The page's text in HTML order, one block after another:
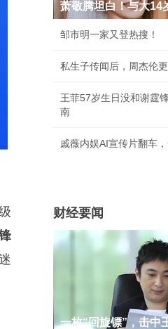
萧敬腾坦白！与大14
邹市明一家又登热搜！
私生子传闻后，周杰伦
王菲57岁生日没和谢霆
南
戚薇内娱AI宣传片翻车
财经要闻
一枚“回旋镖”，击中